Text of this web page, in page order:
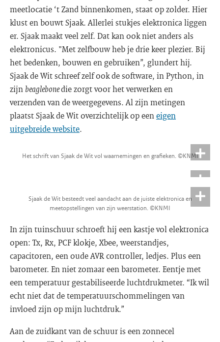
meetlocatie ‘t Zand binnenkomen, staat op zolder. Hier
klust en bouwt Sjaak. Allerlei stukjes elektronica liggen
er. Sjaak maakt veel zelf. Dat kan ook niet anders als
elektronicus. "Met zelfbouw heb je drie keer plezier. Bij
het bedenken, bouwen en gebruiken”, glundert hij.
Sjaak de Wit schreef zelf ook de software, in Python, in
zijn beaglebonedie zorgt voor het verwerken en
verzenden van de weergegevens. Al zijn metingen
plaatst Sjaak de Wit overzichtelijk op een eigen
uitgebreide website.
Het schrift van Sjaak de Wit vol waarnemingen en grafieken. ©KNMI
Sjaak de Wit besteedt veel aandacht aan de juiste elektronica en
meetopstellingen van zijn weerstation. ©KNMI
In zijn tuinschuur schroeft hij een kastje vol elektronica
open: Tx, Rx, PCF klokje, Xbee, weerstandjes,
capacitoren, een oude AVR controller, ledjes. Plus een
barometer. En niet zomaar een barometer. Eentje met
een temperatuur gestabiliseerde luchtdrukmeter. “Ik wil
echt niet dat de temperatuurschommelingen van
invloed zijn op mijn luchtdruk.”
Aan de zuidkant van de schuur is een zonnecel